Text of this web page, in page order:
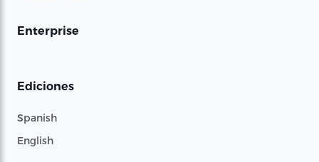
Enterprise
Ediciones
Spanish
English